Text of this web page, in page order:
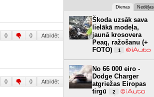
0 0 Atbildēt
0 0 Atbildēt
Dienas Nedēļas
Škoda uzsāk sava
lielākā modeļa,
jaunā krosovera
Peaq, ražošanu (+
FOTO)
1
No 66 000 eiro -
Dodge Charger
atgriežas Eiropas
tirgū
2